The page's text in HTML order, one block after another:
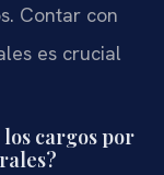
Contar con
es crucial
cargos por